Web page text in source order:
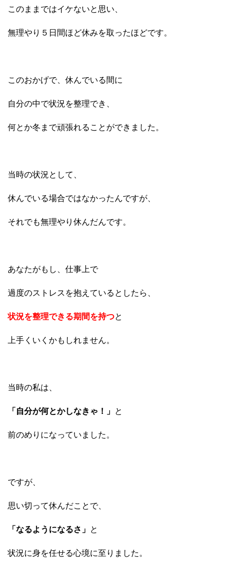
このままではイケないと思い、
無理やり５日間ほど休みを取ったほどです。
このおかげで、休んでいる間に
自分の中で状況を整理でき、
何とか冬まで頑張れることができました。
当時の状況として、
休んでいる場合ではなかったんですが、
それでも無理やり休んだんです。
あなたがもし、仕事上で
過度のストレスを抱えているとしたら、
状況を整理できる期間を持つと
上手くいくかもしれません。
当時の私は、
「自分が何とかしなきゃ！」 と
前のめりになっていました。
ですが、
思い切って休んだことで、
「なるようになるさ」 と
状況に身を任せる心境に至りました。